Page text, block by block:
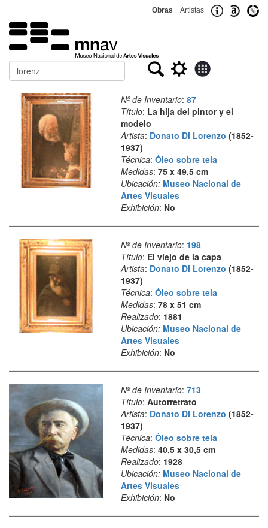
Obras Artistas
Buscar
Nº de Inventario: 87
Título: La hija del pintor y el
modelo
Artista: Donato Di Lorenzo (1852-
1937)
Técnica: Óleo sobre tela
Medidas: 75 x 49,5 cm
Ubicación: Museo Nacional de
Artes Visuales
Exhibición: No
Nº de Inventario: 198
Título: El viejo de la capa
Artista: Donato Di Lorenzo (1852-
1937)
Técnica: Óleo sobre tela
Medidas: 78 x 51 cm
Realizado: 1881
Ubicación: Museo Nacional de
Artes Visuales
Exhibición: No
Nº de Inventario: 713
Título: Autorretrato
Artista: Donato Di Lorenzo (1852-
1937)
Técnica: Óleo sobre tela
Medidas: 40,5 x 30,5 cm
Realizado: 1928
Ubicación: Museo Nacional de
Artes Visuales
Exhibición: No